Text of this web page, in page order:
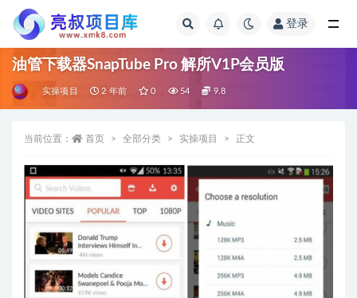
登录
油管下载器SnapTube Pro 解所V1P会员版
实操项目 2 年前 0 54 9.8
当前位置： 首页 全部分类 实操项目 正文